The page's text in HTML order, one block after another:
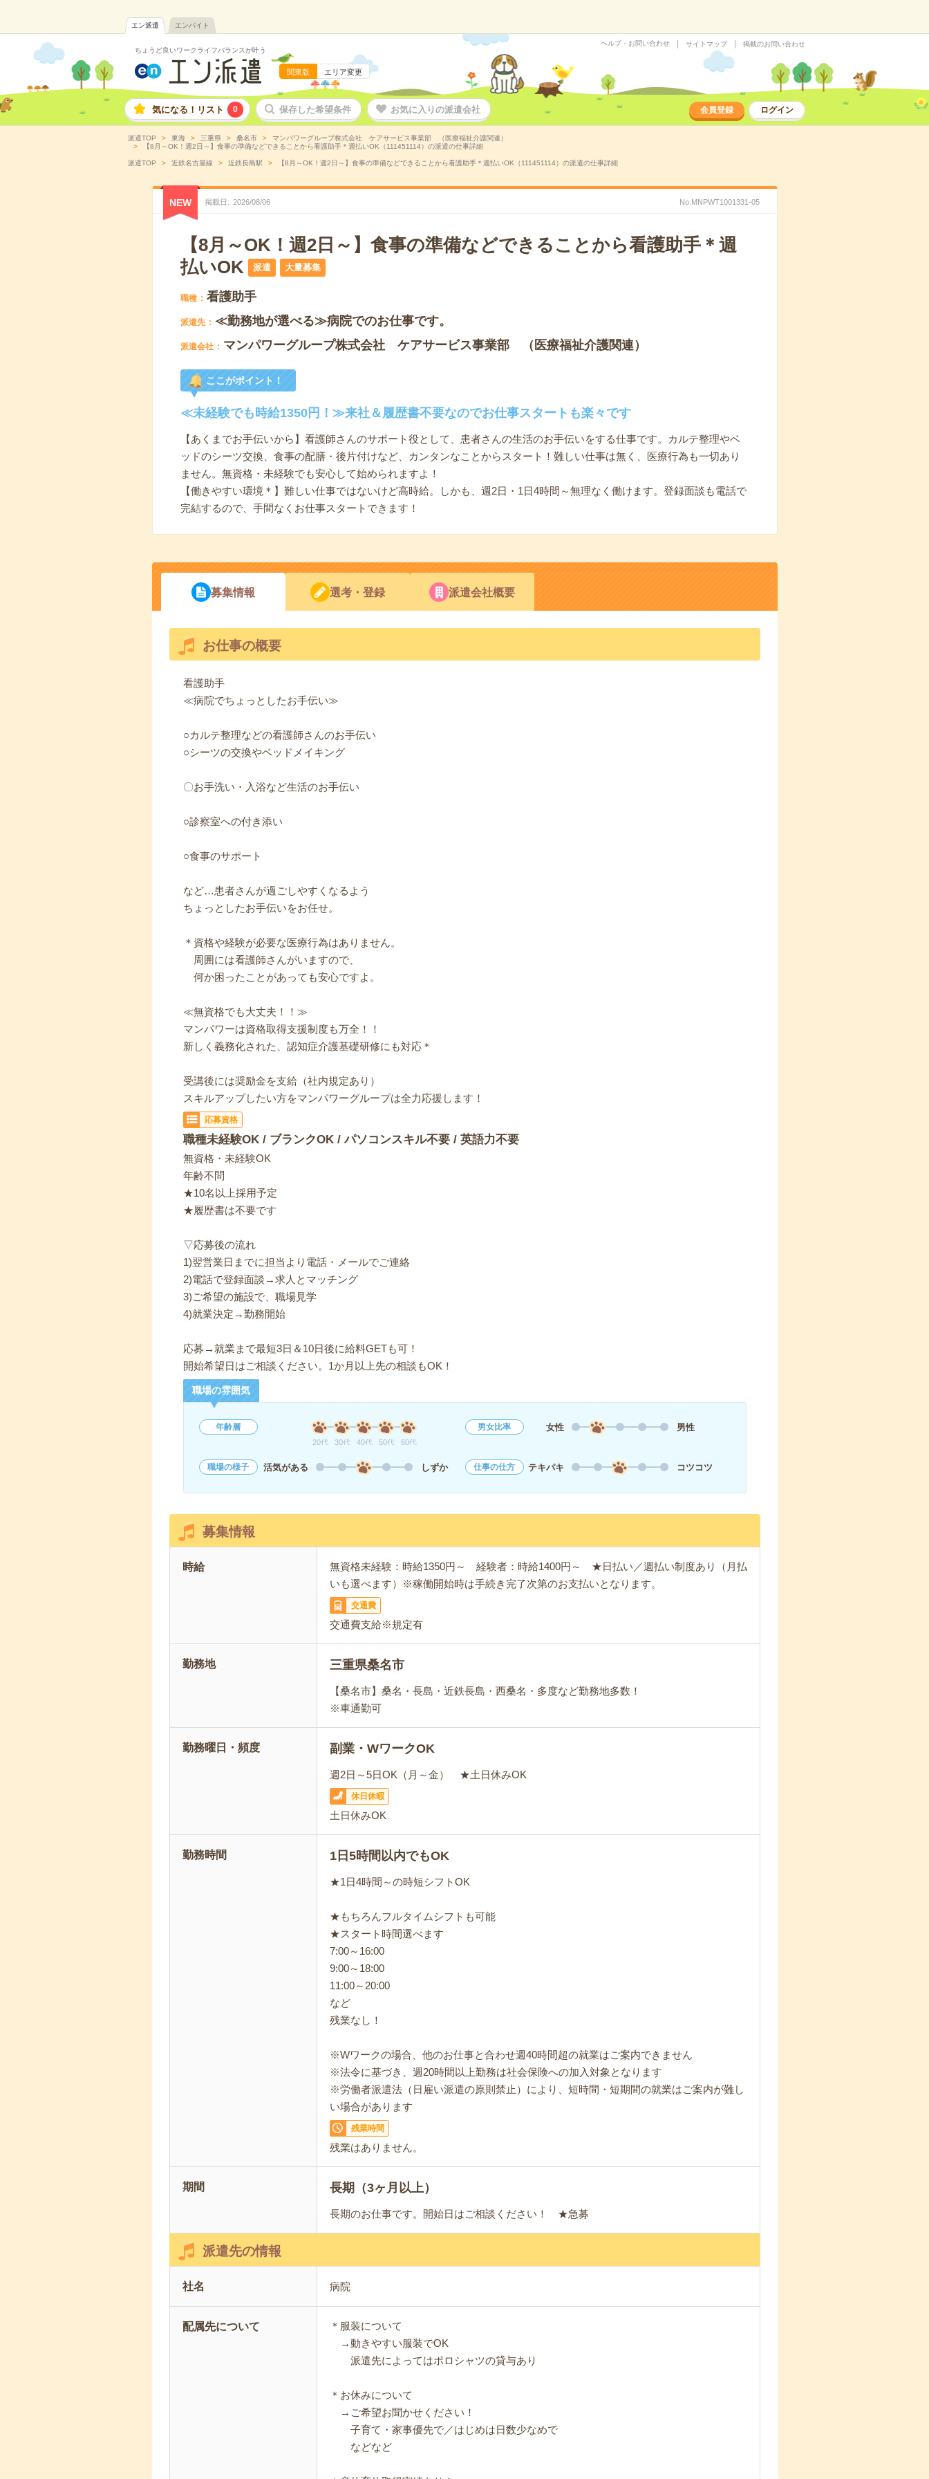
エン派遣 エンバイト
ちょうど良いワークライフバランスが叶う
関東版 エリア変更
ヘルプ・お問い合わせ サイトマップ 掲載のお問い合わせ
気になる！リスト 0 保存した希望条件 お気に入りの派遣会社 会員登録 ログイン
派遣TOP 東海 三重県 桑名市
マンパワーグループ株式会社 ケアサービス事業部 （医療福祉介護関連）
【8月～OK！週2日～】食事の準備などできることから看護助手＊週払いOK（111451114）の派遣の仕事詳細
派遣TOP 近鉄名古屋線 近鉄長島駅 【8月～OK！週2日～】食事の準備などできることから看護助手＊週払いOK（111451114）の派遣の仕事詳細
NEW 掲載日 2026/08/06 No.MNPWT1001331-05
【8月～OK！週2日～】食事の準備などできることから看護助手＊週
払いOK
派遣 大量募集
職種 看護助手
派遣先 ≪勤務地が選べる≫病院でのお仕事です。
派遣会社 マンパワーグループ株式会社 ケアサービス事業部 （医療福祉介護関連）
ここがポイント！
≪未経験でも時給1350円！≫来社＆履歴書不要なのでお仕事スタートも楽々です
【あくまでお手伝いから】看護師さんのサポート役として、患者さんの生活のお手伝いをする仕事です。カルテ整理やベ
ッドのシーツ交換、食事の配膳・後片付けなど、カンタンなことからスタート！難しい仕事は無く、医療行為も一切あり
ません。無資格・未経験でも安心して始められますよ！
【働きやすい環境＊】難しい仕事ではないけど高時給。しかも、週2日・1日4時間～無理なく働けます。登録面談も電話で
完結するので、手間なくお仕事スタートできます！
募集情報 選考・登録 派遣会社概要
お仕事の概要
看護助手
≪病院でちょっとしたお手伝い≫
○カルテ整理などの看護師さんのお手伝い
○シーツの交換やベッドメイキング
〇お手洗い・入浴など生活のお手伝い
○診察室への付き添い
○食事のサポート
など…患者さんが過ごしやすくなるよう
ちょっとしたお手伝いをお任せ。
＊資格や経験が必要な医療行為はありません。
周囲には看護師さんがいますので、
何か困ったことがあっても安心ですよ。
≪無資格でも大丈夫！！≫
マンパワーは資格取得支援制度も万全！！
新しく義務化された、認知症介護基礎研修にも対応＊
受講後には奨励金を支給（社内規定あり）
スキルアップしたい方をマンパワーグループは全力応援します！
応募資格
職種未経験OK / ブランクOK / パソコンスキル不要 / 英語力不要
無資格・未経験OK
年齢不問
★10名以上採用予定
★履歴書は不要です
▽応募後の流れ
1)翌営業日までに担当より電話・メールでご連絡
2)電話で登録面談→求人とマッチング
3)ご希望の施設で、職場見学
4)就業決定→勤務開始
応募→就業まで最短3日＆10日後に給料GETも可！
開始希望日はご相談ください。1か月以上先の相談もOK！
職場の雰囲気
年齢層
20代 30代 40代 50代 60代
男女比率 女性 男性
職場の様子 活気がある しずか 仕事の仕方 テキパキ コツコツ
募集情報
時給
無資格未経験：時給1350円～ 経験者：時給1400円～ ★日払い／週払い制度あり（月払
いも選べます）※稼働開始時は手続き完了次第のお支払いとなります。
交通費
交通費支給※規定有
勤務地 三重県桑名市
【桑名市】桑名・長島・近鉄長島・西桑名・多度など勤務地多数！
※車通勤可
勤務曜日・頻度 副業・WワークOK
週2日～5日OK（月～金） ★土日休みOK
休日休暇
土日休みOK
勤務時間 1日5時間以内でもOK
★1日4時間～の時短シフトOK
★もちろんフルタイムシフトも可能
★スタート時間選べます
7:00～16:00
9:00～18:00
11:00～20:00
など
残業なし！
※Wワークの場合、他のお仕事と合わせ週40時間超の就業はご案内できません
※法令に基づき、週20時間以上勤務は社会保険への加入対象となります
※労働者派遣法（日雇い派遣の原則禁止）により、短時間・短期間の就業はご案内が難し
い場合があります
残業時間
残業はありません。
期間 長期（3ヶ月以上）
長期のお仕事です。開始日はご相談ください！ ★急募
派遣先の情報
社名 病院
配属先について
＊服装について
→動きやすい服装でOK
派遣先によってはポロシャツの貸与あり
＊お休みについて
→ご希望お聞かせください！
子育て・家事優先で／はじめは日数少なめで
などなど